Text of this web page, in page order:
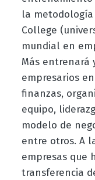
la
College
mundial en
Más entrenará
empresarios
finanzas,
equipo,
modelo de
entre otros. A
empresas que
transferencia